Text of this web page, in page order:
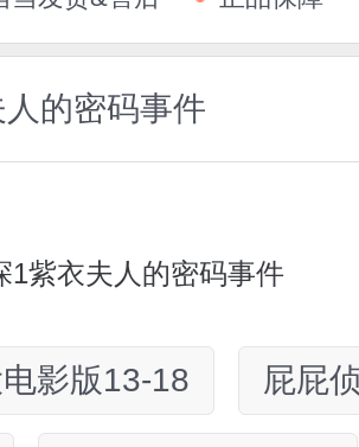
的密码事件
1紫衣夫人的密码事件
影版13-18 屁屁